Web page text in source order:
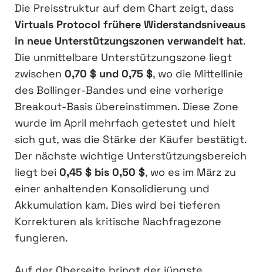
Die Preisstruktur auf dem Chart zeigt, dass
Virtuals Protocol frühere Widerstandsniveaus
in neue Unterstützungszonen verwandelt hat.
Die unmittelbare Unterstützungszone liegt
zwischen 0,70 $ und 0,75 $, wo die Mittellinie
des Bollinger-Bandes und eine vorherige
Breakout-Basis übereinstimmen. Diese Zone
wurde im April mehrfach getestet und hielt
sich gut, was die Stärke der Käufer bestätigt.
Der nächste wichtige Unterstützungsbereich
liegt bei 0,45 $ bis 0,50 $, wo es im März zu
einer anhaltenden Konsolidierung und
Akkumulation kam. Dies wird bei tieferen
Korrekturen als kritische Nachfragezone
fungieren.